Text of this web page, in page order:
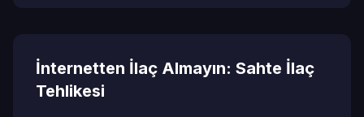
İnternetten İlaç Almayın: Sahte İlaç
Tehlikesi